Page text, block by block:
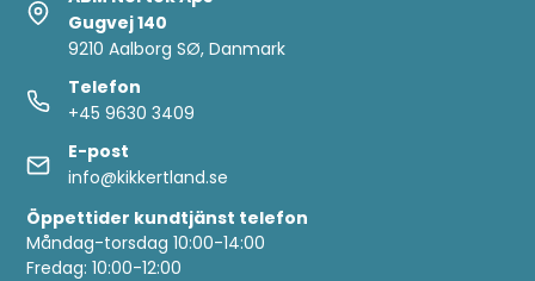
Gugvej 140
9210 Aalborg SØ, Danmark
Telefon
+45 9630 3409
E-post
info@kikkertland.se
Öppettider kundtjänst telefon
Måndag-torsdag 10:00-14:00
Fredag: 10:00-12:00